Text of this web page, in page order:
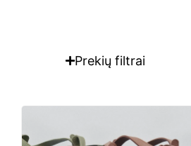
Prekių filtrai